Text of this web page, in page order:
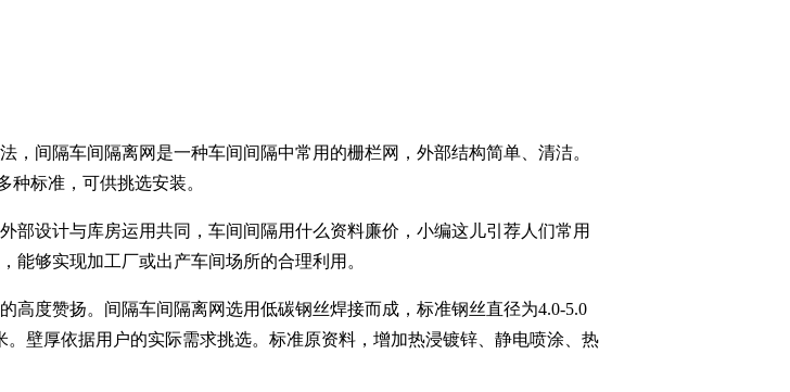
，间隔车间隔离网是一种车间间隔中常用的栅栏网，外部结构简单、清洁。
标准，可供挑选安装。
部设计与库房运用共同，车间间隔用什么资料廉价，小编这儿引荐人们常用
能够实现加工厂或出产车间场所的合理利用。
度赞扬。间隔车间隔离网选用低碳钢丝焊接而成，标准钢丝直径为4.0-5.0
壁厚依据用户的实际需求挑选。标准原资料，增加热浸镀锌、静电喷涂、热